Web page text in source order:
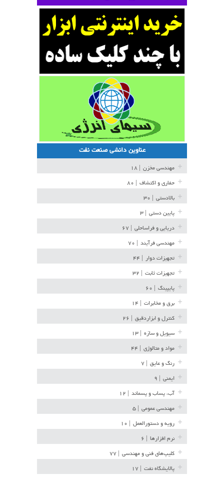
عناوین دانشی صنعت نفت
مهندسی مخزن
حفاری و اکتشاف
بالادستی
پایین دستی
دریایی و فراساحلی
مهندسی فرآیند
تجهیزات دوار
تجهیزات ثابت
پایپینگ
برق و مخابرات
کنترل و ابزاردقیق
سیویل و سازه
مواد و متالوژی
رنگ و عایق
ایمنی
آب، پساب و پسماند
مهندسی عمومی
رویه و دستورالعمل
نرم افزارها
کلیپ‌های فنی و مهندسی
پالایشگاه نفت